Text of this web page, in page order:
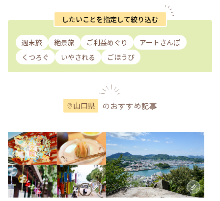
したいことを指定して絞り込む
週末旅 絶景旅 ご利益めぐり
アートさんぽ
くつろぐ
いやされる ごほうび
山口県 のおすすめ記事